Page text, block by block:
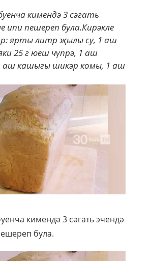
кимендә 3 сәгать
ипи пешереп була.Кирәкле
ярты литр җылы су, 1 аш
25 г юеш чүпрә, 1 аш
аш кашыгы шикәр комы, 1 аш
кимендә 3 сәгать эчендә
була.